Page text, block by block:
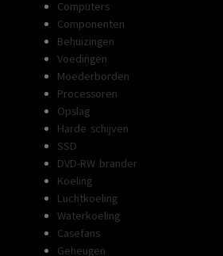
Computers
Componenten
Behuizingen
Voedingen
Moederborden
Processoren
Opslag
Harde schijven
SSD
DVD-RW brander
Koeling
Luchtkoeling
Waterkoeling
Casefans
Geheugen